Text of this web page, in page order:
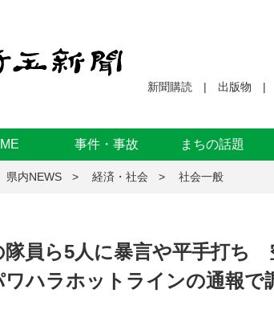
新聞購読 出版物
事件・事故 まちの話題
県内NEWS 経済・社会 社会一般
隊員ら5人に暴言や平手打ち
ハラホットラインの通報で